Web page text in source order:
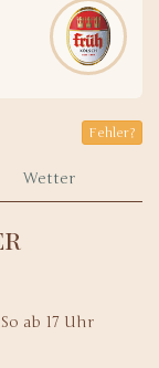
Fehler?
Wetter
ab 17 Uhr